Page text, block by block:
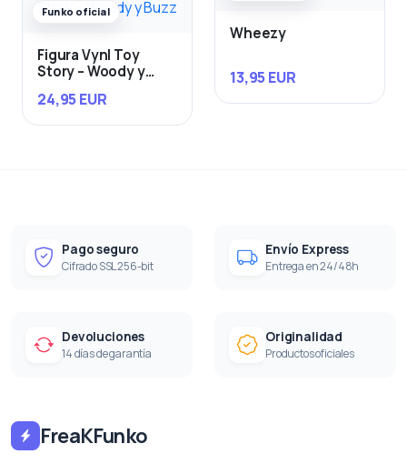
Funko oficial
Figura Vynl Toy
Story – Woody y
24,95 EUR
Wheezy
13,95 EUR
Pago seguro
Cifrado SSL 256-bit
Envío Express
Entrega en 24/48h
Devoluciones
14 días de garantía
Originalidad
Productos oficiales
FreaKFunko